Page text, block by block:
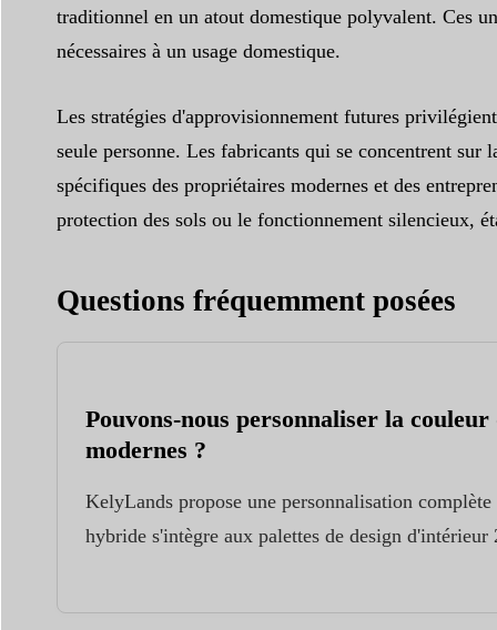
traditionnel en un atout domestique polyvalent. Ces
nécessaires à un usage domestique.
Les stratégies d'approvisionnement futures
seule personne. Les fabricants qui se concentrent
spécifiques des propriétaires modernes et des
protection des sols ou le fonctionnement silencieux,
Questions fréquemment posées
Pouvons-nous personnaliser la
modernes ?
KelyLands propose une personnalisation
hybride s'intègre aux palettes de design